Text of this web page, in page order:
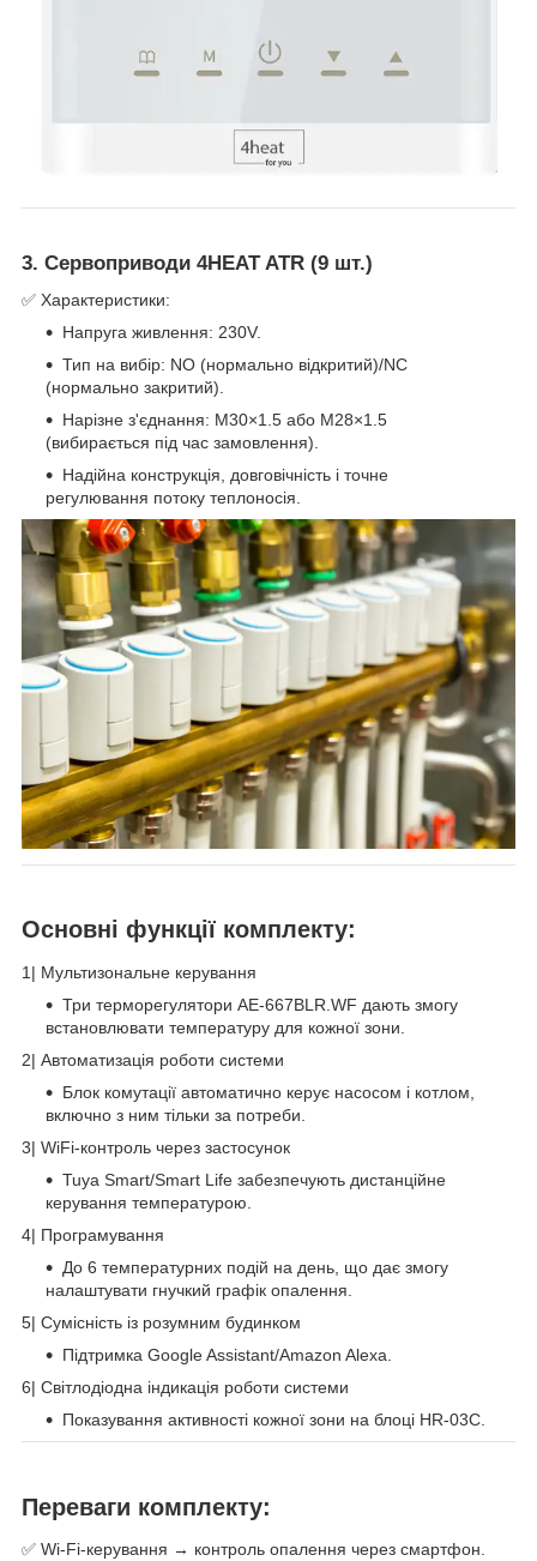
3. Сервоприводи 4HEAT ATR (9 шт.)
✅ Характеристики:
Напруга живлення: 230V.
Тип на вибір: NO (нормально відкритий)/NC
(нормально закритий).
Нарізне з'єднання: M30×1.5 або M28×1.5
(вибирається під час замовлення).
Надійна конструкція, довговічність і точне
регулювання потоку теплоносія.
Основні функції комплекту:
1️| Мультизональне керування
Три терморегулятори AE-667BLR.WF дають змогу
встановлювати температуру для кожної зони.
2️| Автоматизація роботи системи
Блок комутації автоматично керує насосом і котлом,
включно з ним тільки за потреби.
3️| WiFi-контроль через застосунок
Tuya Smart/Smart Life забезпечують дистанційне
керування температурою.
4️| Програмування
До 6 температурних подій на день, що дає змогу
налаштувати гнучкий графік опалення.
5️| Сумісність із розумним будинком
Підтримка Google Assistant/Amazon Alexa.
6️| Світлодіодна індикація роботи системи
Показування активності кожної зони на блоці HR-03C.
Переваги комплекту:
✅ Wi-Fi-керування → контроль опалення через смартфон.